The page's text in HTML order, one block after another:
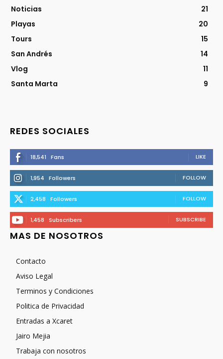
Noticias
21
Playas
20
Tours
15
San Andrés
14
Vlog
11
Santa Marta
9
REDES SOCIALES
18,541 Fans LIKE
1,954 Followers FOLLOW
2,458 Followers FOLLOW
1,458 Subscribers SUBSCRIBE
MAS DE NOSOTROS
Contacto
Aviso Legal
Terminos y Condiciones
Politica de Privacidad
Entradas a Xcaret
Jairo Mejia
Trabaja con nosotros